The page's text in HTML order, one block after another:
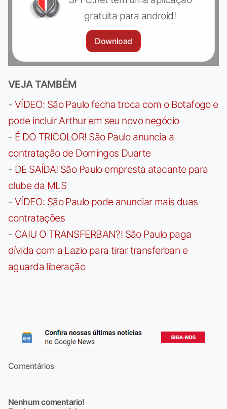
gratuita para android!
Download
VEJA TAMBÉM
- VÍDEO: São Paulo fecha troca com o Botafogo e
pode incluir Arthur em seu novo negócio
- É DO TRICOLOR! São Paulo anuncia a
contratação de Domingos Duarte
- DE SAÍDA! São Paulo empresta atacante para
clube da MLS
- VÍDEO: São Paulo pode anunciar mais duas
contratações
- CAIU O TRANSFERBAN?! São Paulo paga
dívida com a Lazio para tirar transferban e
aguarda liberação
Comentários
Nenhum comentario!